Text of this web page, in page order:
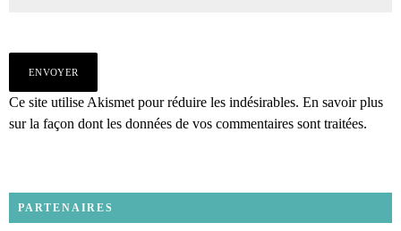
Ce site utilise Akismet pour réduire les indésirables. En savoir plus
sur la façon dont les données de vos commentaires sont traitées.
PARTENAIRES